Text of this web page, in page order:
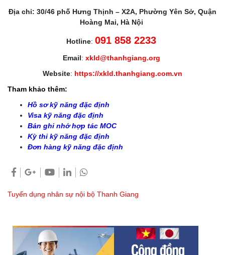
Địa chỉ: 30/46 phố Hưng Thịnh – X2A, Phường Yên Sở, Quận
Hoàng Mai, Hà Nội
Hotline: 091 858 2233
Email: xkld@thanhgiang.org
Website: https://xkld.thanhgiang.com.vn
Tham khảo thêm:
Hồ sơ kỹ năng đặc định
Visa kỹ năng đặc định
Bản ghi nhớ hợp tác MOC
Kỳ thi kỹ năng đặc định
Đơn hàng kỹ năng đặc định
Tuyển dụng nhân sự nội bộ Thanh Giang